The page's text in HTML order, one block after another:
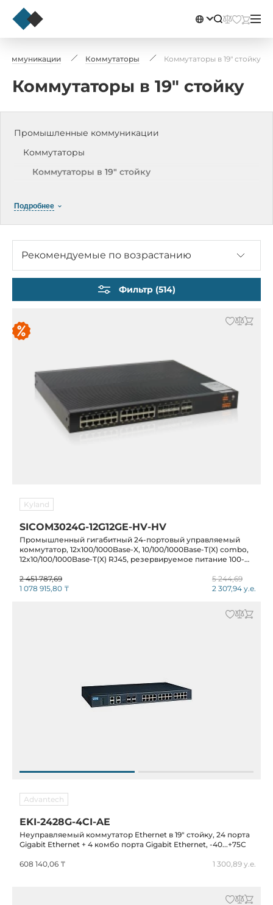
Коммутаторы Коммутаторы в 19" стойку
Коммутаторы в 19" стойку
Промышленные коммуникации
Коммутаторы
Коммутаторы в 19" стойку
Неуправляемые коммутаторы на DIN-рейку
Модули расширения для коммутаторов
Коммутаторы Российского производства
Встраиваемые коммутаторы
Роутеры сетевой безопасности (с VPN и
Firewall/NAT)
PoE-инжекторы и сплиттеры
Подробнее
Рекомендуемые по возрастанию
Фильтр (514)
Kyland
SICOM3024G-12G12GE-HV-HV
Промышленный гигабитный 24-портовый управляемый
коммутатор, 12x100/1000Base-X, 10/100/1000Base-T(X) combo,
12x10/100/1000Base-T(X) RJ45, резервируемое питание 100-
2 451 787,69
1 078 915,80 ₸
5 244,69
2 307,94 у.е.
Advantech
EKI-2428G-4CI-AE
Неуправляемый коммутатор Ethernet в 19" стойку, 24 порта
Gigabit Ethernet + 4 комбо порта Gigabit Ethernet, -40...+75C
608 140,06 ₸ 1 300,89 у.е.